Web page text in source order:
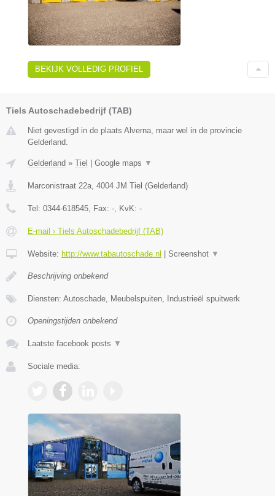
BEKIJK VOLLEDIG PROFIEL
Tiels Autoschadebedrijf (TAB)
Niet gevestigd in de plaats Alverna, maar wel in de provincie
Gelderland.
Gelderland » Tiel | Google maps ▼
Marconistraat 22a 4004 JM Tiel (Gelderland)
Tel: 0344-618545 , Fax: - , KvK: -
E-mail › Tiels Autoschadebedrijf (TAB)
Website: http://www.tabautoschade.nl | Screenshot ▼
Beschrijving onbekend
Diensten: Autoschade, Meubelspuiten, Industrieël spuitwerk
Openingstijden onbekend
Laatste facebook posts ▼
Sociale media: